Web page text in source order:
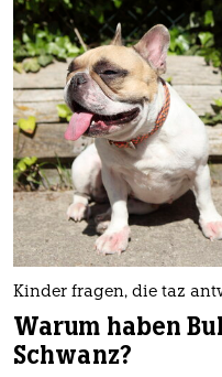
Kinder fragen, die taz
Warum haben
Schwanz?